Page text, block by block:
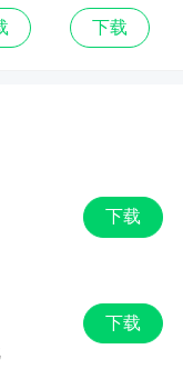
下载
下载
下载